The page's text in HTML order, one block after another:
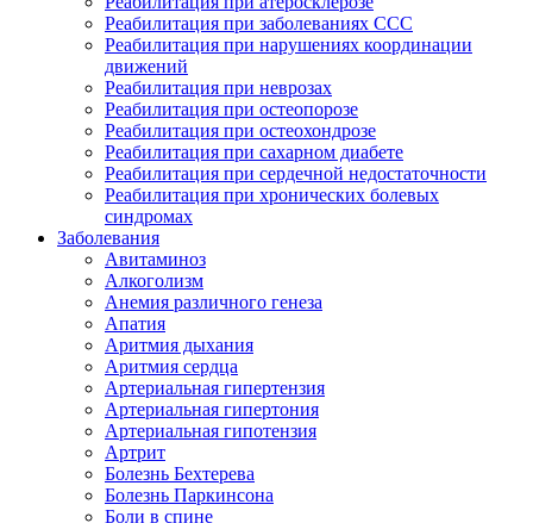
Реабилитация при заболеваниях ССС
Реабилитация при нарушениях координации
движений
Реабилитация при неврозах
Реабилитация при остеопорозе
Реабилитация при остеохондрозе
Реабилитация при сахарном диабете
Реабилитация при сердечной недостаточности
Реабилитация при хронических болевых
синдромах
Заболевания
Авитаминоз
Алкоголизм
Анемия различного генеза
Апатия
Аритмия дыхания
Аритмия сердца
Артериальная гипертензия
Артериальная гипертония
Артериальная гипотензия
Артрит
Болезнь Бехтерева
Болезнь Паркинсона
Боли в спине